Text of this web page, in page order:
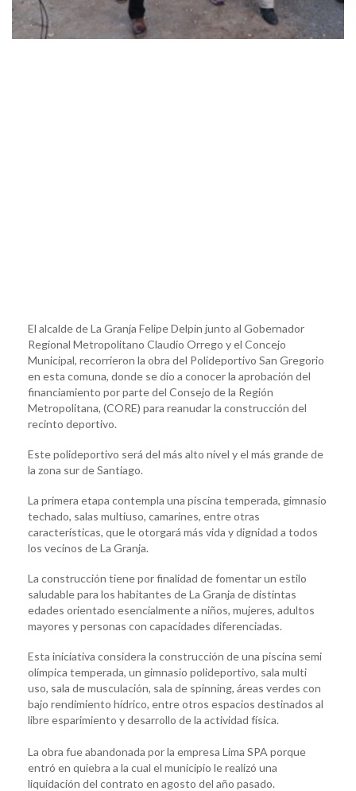
El alcalde de La Granja Felipe Delpin junto al Gobernador
Regional Metropolitano Claudio Orrego y el Concejo
Municipal, recorrieron la obra del Polideportivo San Gregorio
en esta comuna, donde se dio a conocer la aprobación del
financiamiento por parte del Consejo de la Región
Metropolitana, (CORE) para reanudar la construcción del
recinto deportivo.
Este polideportivo será del más alto nivel y el más grande de
la zona sur de Santiago.
La primera etapa contempla una piscina temperada, gimnasio
techado, salas multiuso, camarines, entre otras
características, que le otorgará más vida y dignidad a todos
los vecinos de La Granja.
La construcción tiene por finalidad de fomentar un estilo
saludable para los habitantes de La Granja de distintas
edades orientado esencialmente a niños, mujeres, adultos
mayores y personas con capacidades diferenciadas.
Esta iniciativa considera la construcción de una piscina semi
olímpica temperada, un gimnasio polideportivo, sala multi
uso, sala de musculación, sala de spinning, áreas verdes con
bajo rendimiento hídrico, entre otros espacios destinados al
libre esparimiento y desarrollo de la actividad física.
La obra fue abandonada por la empresa Lima SPA porque
entró en quiebra a la cual el municipio le realizó una
liquidación del contrato en agosto del año pasado.